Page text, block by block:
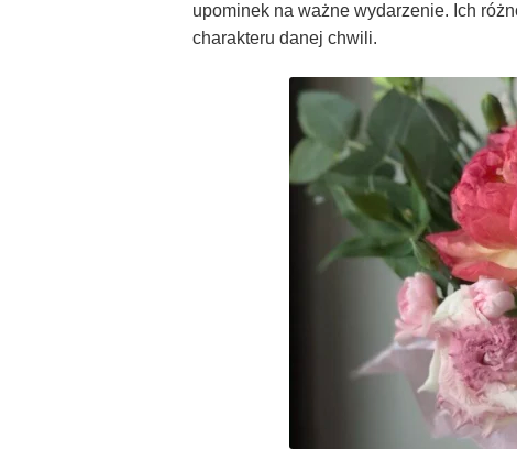
upominek na ważne wydarzenie. Ich
charakteru danej chwili.